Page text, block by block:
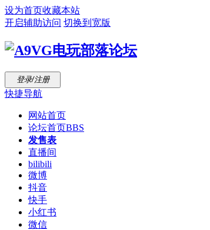
设为首页收藏本站
开启辅助访问 切换到宽版
登录/注册
快捷导航
网站首页
论坛首页BBS
发售表
直播间
bilibili
微博
抖音
快手
小红书
微信